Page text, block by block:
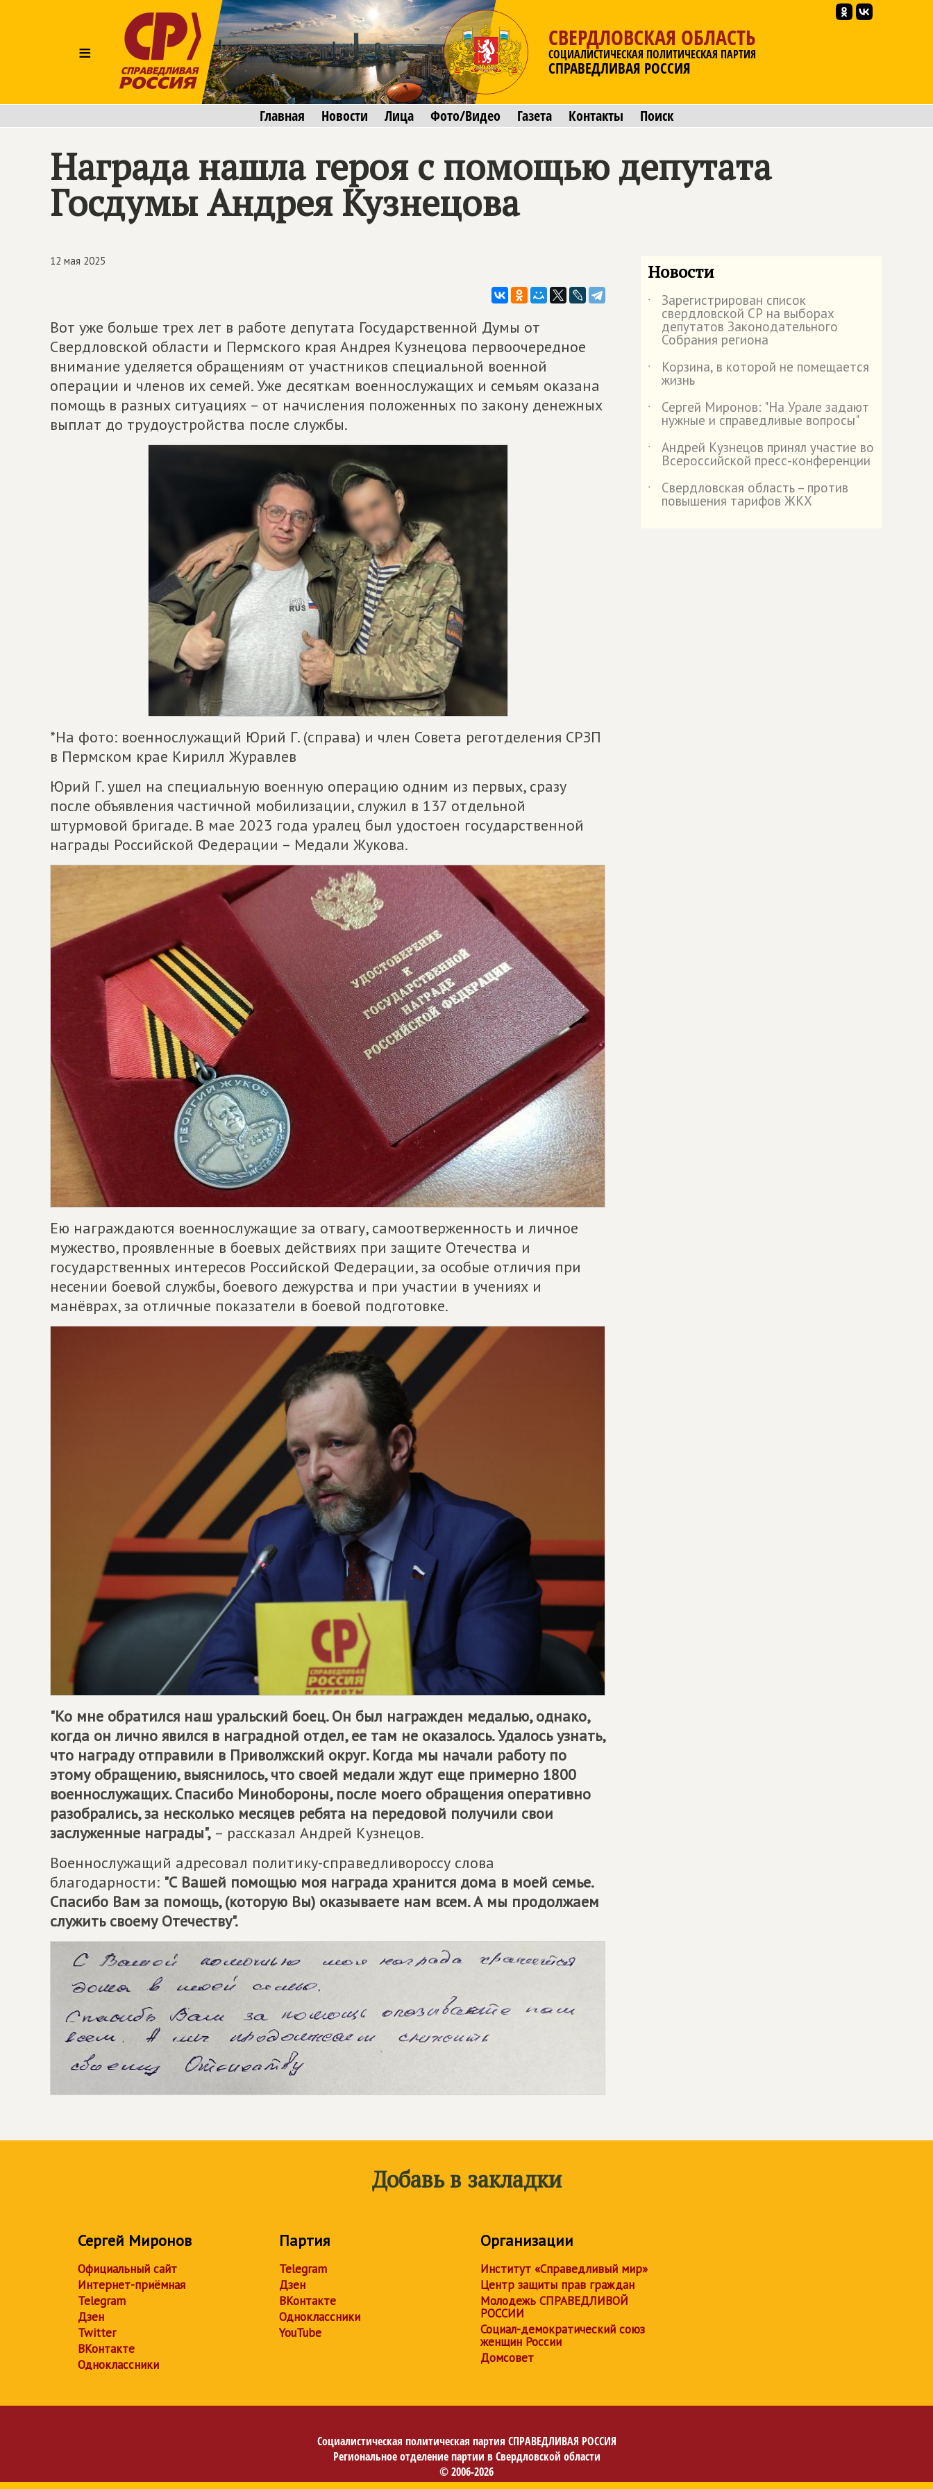
≡
СВЕРДЛОВСКАЯ ОБЛАСТЬ
СОЦИАЛИСТИЧЕСКАЯ ПОЛИТИЧЕСКАЯ ПАРТИЯ
СПРАВЕДЛИВАЯ РОССИЯ
Главная Новости Лица Фото/Видео Газета Контакты Поиск
Награда нашла героя с помощью депутата
Госдумы Андрея Кузнецова
12 мая 2025
Вот уже больше трех лет в работе депутата Государственной Думы от
Свердловской области и Пермского края Андрея Кузнецова первоочередное
внимание уделяется обращениям от участников специальной военной
операции и членов их семей. Уже десяткам военнослужащих и семьям оказана
помощь в разных ситуациях – от начисления положенных по закону денежных
выплат до трудоустройства после службы.
*На фото: военнослужащий Юрий Г. (справа) и член Совета реготделения СРЗП
в Пермском крае Кирилл Журавлев
Юрий Г. ушел на специальную военную операцию одним из первых, сразу
после объявления частичной мобилизации, служил в 137 отдельной
штурмовой бригаде. В мае 2023 года уралец был удостоен государственной
награды Российской Федерации – Медали Жукова.
Ею награждаются военнослужащие за отвагу, самоотверженность и личное
мужество, проявленные в боевых действиях при защите Отечества и
государственных интересов Российской Федерации, за особые отличия при
несении боевой службы, боевого дежурства и при участии в учениях и
манёврах, за отличные показатели в боевой подготовке.
"Ко мне обратился наш уральский боец. Он был награжден медалью, однако,
когда он лично явился в наградной отдел, ее там не оказалось. Удалось узнать,
что награду отправили в Приволжский округ. Когда мы начали работу по
этому обращению, выяснилось, что своей медали ждут еще примерно 1800
военнослужащих. Спасибо Минобороны, после моего обращения оперативно
разобрались, за несколько месяцев ребята на передовой получили свои
заслуженные награды", – рассказал Андрей Кузнецов.
Военнослужащий адресовал политику-справедливороссу слова
благодарности: "С Вашей помощью моя награда хранится дома в моей семье.
Спасибо Вам за помощь, (которую Вы) оказываете нам всем. А мы продолжаем
служить своему Отечеству".
Новости
˙ Зарегистрирован список
свердловской СР на выборах
депутатов Законодательного
Собрания региона
˙
Корзина, в которой не помещается
жизнь
˙
Сергей Миронов: "На Урале задают
нужные и справедливые вопросы"
˙
Андрей Кузнецов принял участие во
Всероссийской пресс-конференции
˙
Свердловская область – против
повышения тарифов ЖКХ
Добавь в закладки
Сергей Миронов
Официальный сайт
Интернет-приёмная
Telegram
Дзен
Twitter
ВКонтакте
Одноклассники
Партия
Telegram
Дзен
ВКонтакте
Одноклассники
YouTube
Организации
Институт «Справедливый мир»
Центр защиты прав граждан
Молодежь СПРАВЕДЛИВОЙ
РОССИИ
Социал-демократический союз
женщин России
Домсовет
Социалистическая политическая партия СПРАВЕДЛИВАЯ РОССИЯ
Региональное отделение партии в Свердловской области
© 2006-2026